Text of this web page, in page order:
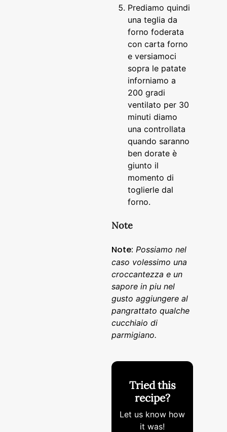
Prediamo quindi
una teglia da
forno foderata
con carta forno
e versiamoci
sopra le patate
inforniamo a
200 gradi
ventilato per 30
minuti diamo
una controllata
quando saranno
ben dorate è
giunto il
momento di
toglierle dal
forno.
Note
Note: Possiamo nel
caso volessimo una
croccantezza e un
sapore in piu nel
gusto aggiungere al
pangrattato qualche
cucchiaio di
parmigiano.
Tried this
recipe?
Let us know how
it was!